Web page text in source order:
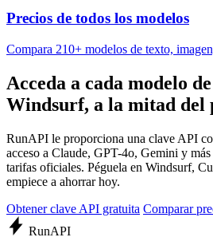
Precios de todos los modelos
Compara 210+ modelos de texto,
Acceda a cada modelo
Windsurf, a la mitad del
RunAPI le proporciona una clave API
acceso a Claude, GPT-4o, Gemini y
tarifas oficiales. Péguela en Windsurf,
empiece a ahorrar hoy.
Obtener clave API gratuita Comparar
RunAPI